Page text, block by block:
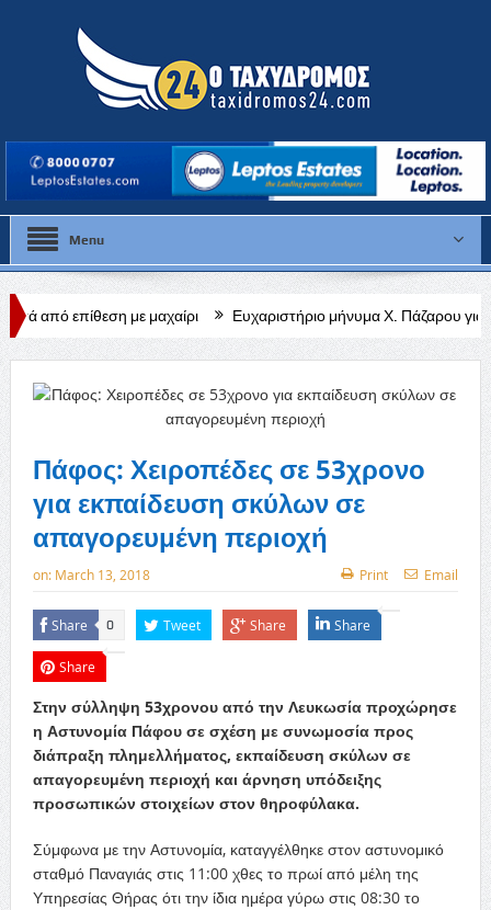
Menu
με μαχαίρι Ευχαριστήριο μήνυμα Χ. Πάζαρου για Α. Βαφεάδη
Πάφος: Χειροπέδες σε 53χρονο
για εκπαίδευση σκύλων σε
απαγορευμένη περιοχή
on: March 13, 2018 Print Email
Share 0 Tweet Share Share
Share
Στην σύλληψη 53χρονου από την Λευκωσία προχώρησε
η Αστυνομία Πάφου σε σχέση με συνωμοσία προς
διάπραξη πλημελλήματος, εκπαίδευση σκύλων σε
απαγορευμένη περιοχή και άρνηση υπόδειξης
προσωπικών στοιχείων στον θηροφύλακα.
Σύμφωνα με την Αστυνομία, καταγγέλθηκε στον αστυνομικό
σταθμό Παναγιάς στις 11:00 χθες το πρωί από μέλη της
Υπηρεσίας Θήρας ότι την ίδια ημέρα γύρω στις 08:30 το